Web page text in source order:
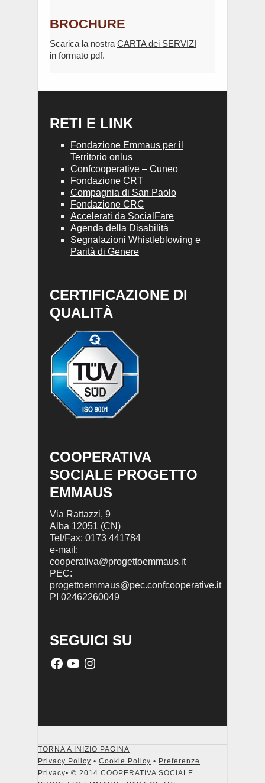
BROCHURE
Scarica la nostra CARTA dei SERVIZI
in formato pdf.
RETI E LINK
Fondazione Emmaus per il
Territorio onlus
Confcooperative – Cuneo
Fondazione CRT
Compagnia di San Paolo
Fondazione CRC
Accelerati da SocialFare
Agenda della Disabilità
Segnalazioni Whistleblowing e
Parità di Genere
CERTIFICAZIONE DI
QUALITÀ
COOPERATIVA
SOCIALE PROGETTO
EMMAUS
Via Rattazzi, 9
Alba 12051 (CN)
Tel/Fax: 0173 441784
e-mail:
cooperativa@progettoemmaus.it
PEC:
progettoemmaus@pec.confcooperative.it
PI 02462260049
SEGUICI SU
TORNA A INIZIO PAGINA
Privacy Policy • Cookie Policy • Preferenze
Privacy• © 2014 COOPERATIVA SOCIALE